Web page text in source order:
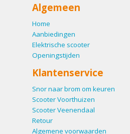
Algemeen
Home
Aanbiedingen
Elektrische scooter
Openingstijden
Klantenservice
Snor naar brom om keuren
Scooter Voorthuizen
Scooter Veenendaal
Retour
Algemene voorwaarden